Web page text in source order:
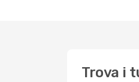
Trova i